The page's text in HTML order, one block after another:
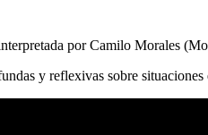
por Camilo Morales
y reflexivas sobre situaciones